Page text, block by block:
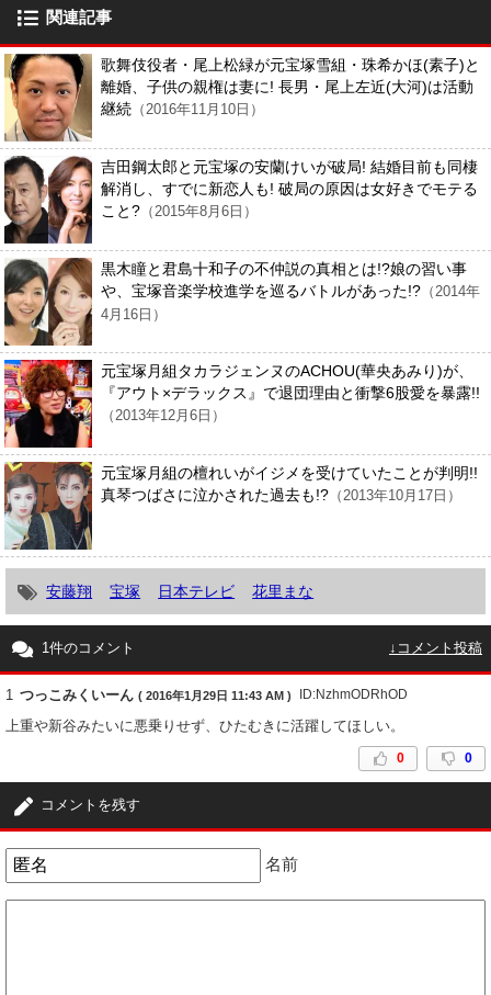
関連記事
歌舞伎役者・尾上松緑が元宝塚雪組・珠希かほ(素子)と
離婚、子供の親権は妻に! 長男・尾上左近(大河)は活動
継続 （2016年11月10日）
吉田鋼太郎と元宝塚の安蘭けいが破局! 結婚目前も同棲
解消し、すでに新恋人も! 破局の原因は女好きでモテる
こと? （2015年8月6日）
黒木瞳と君島十和子の不仲説の真相とは!?娘の習い事
や、宝塚音楽学校進学を巡るバトルがあった!? （2014年
4月16日）
元宝塚月組タカラジェンヌのACHOU(華央あみり)が、
『アウト×デラックス』で退団理由と衝撃6股愛を暴露!!
（2013年12月6日）
元宝塚月組の檀れいがイジメを受けていたことが判明!!
真琴つばさに泣かされた過去も!? （2013年10月17日）
安藤翔 宝塚 日本テレビ 花里まな
1件のコメント ↓コメント投稿
1 つっこみくいーん ( 2016年1月29日 11:43 AM ) ID:NzhmODRhOD
上重や新谷みたいに悪乗りせず、ひたむきに活躍してほしい。
0 0
コメントを残す
名前